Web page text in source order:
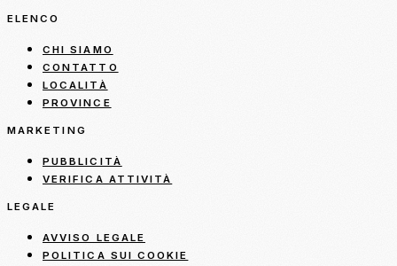
ELENCO
CHI SIAMO
CONTATTO
LOCALITÀ
PROVINCE
MARKETING
PUBBLICITÀ
VERIFICA ATTIVITÀ
LEGALE
AVVISO LEGALE
POLITICA SUI COOKIE